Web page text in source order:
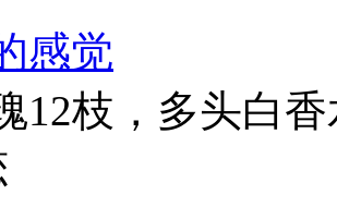
感觉
12枝，多头白